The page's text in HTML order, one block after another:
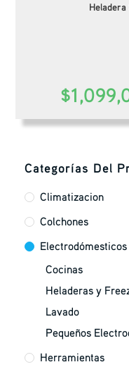
$
Categorías Del
Climatizacion
Colchones
Electrodómesticos
Cocinas
Heladeras y
Lavado
Pequeños
Herramientas